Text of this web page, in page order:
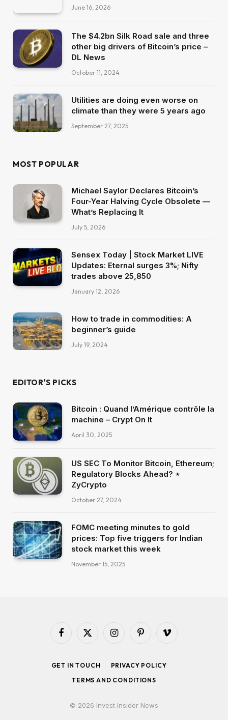
June 16, 2026
The $4.2bn Silk Road sale and three
other big drivers of Bitcoin’s price –
DL News
October 11, 2024
Utilities are doing even worse on
climate than they were 5 years ago
September 27, 2025
MOST POPULAR
Michael Saylor Declares Bitcoin’s
Four-Year Halving Cycle Obsolete —
What’s Replacing It
July 5, 2026
Sensex Today | Stock Market LIVE
Updates: Eternal surges 3%; Nifty
trades above 25,850
January 12, 2026
How to trade in commodities: A
beginner’s guide
July 19, 2024
EDITOR'S PICKS
Bitcoin : Quand l’Amérique contrôle la
machine – Crypt On It
April 30, 2025
US SEC To Monitor Bitcoin, Ethereum;
Regulatory Blocks Ahead? ⋆
ZyCrypto
October 27, 2024
FOMC meeting minutes to gold
prices: Top five triggers for Indian
stock market this week
November 15, 2025
Facebook
X
InstagramPinterestVimeo
GET IN TOUCH
PRIVACY POLICY
TERMS AND CONDITIONS
© 2026 Invest Insider News